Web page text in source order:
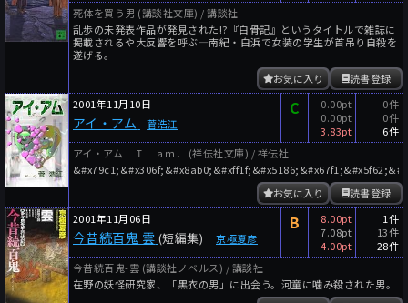
死体を買う男 (講談社文庫) / 講談社
乱歩の未発表作品が発見された!?『白骨記』というタイトルで雑誌に
掲載されるや大反響を呼ぶ―南紀・白浜で女装の学生が首吊り自殺を
遂げる。
読書登録
お気に入り
2001年11月10日
アイ・アム 菅浩江
C
0.00pt
0.00pt
3.83pt
0件
0件
6件
アイ・アム Ｉ ａｍ． (祥伝社文庫) / 祥伝社
読書登録
お気に入り
2001年11月06日
今昔続百鬼 雲 (短編集) 京極夏彦
B
8.00pt
7.08pt
4.00pt
1件
13件
28件
今昔続百鬼-雲 (講談社ノベルス) / 講談社
在野の妖怪研究家、「黒衣の男」に出会う。河童に噛み殺された男。